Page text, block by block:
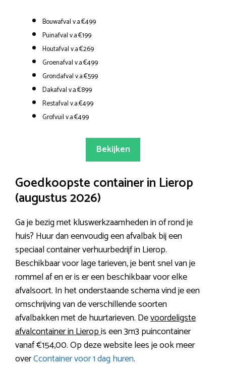
Bouwafval v.a.€499
Puinafval v.a.€199
Houtafval v.a.€269
Groenafval v.a.€499
Grondafval v.a.€599
Dakafval v.a.€899
Restafval v.a.€499
Grofvuil v.a.€499
Bekijken
Goedkoopste container in Lierop
(augustus 2026)
Ga je bezig met kluswerkzaamheden in of rond je
huis? Huur dan eenvoudig een afvalbak bij een
speciaal container verhuurbedrijf in Lierop.
Beschikbaar voor lage tarieven, je bent snel van je
rommel af en er is er een beschikbaar voor elke
afvalsoort. In het onderstaande schema vind je een
omschrijving van de verschillende soorten
afvalbakken met de huurtarieven. Devoordeligste
afvalcontainer in Lieropis een 3m3 puincontainer
vanaf €154,00. Op deze website lees je ook meer
overCcontainer voor 1 dag huren.